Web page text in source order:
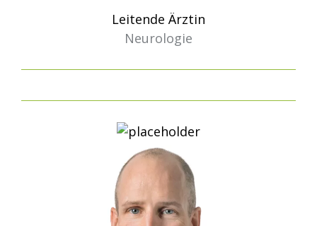
Leitende Ärztin
Neurologie